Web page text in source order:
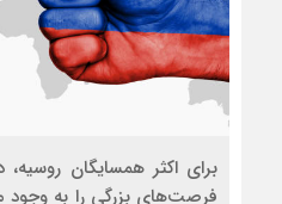
برای اکثر همسایگان
فرصت‌های بزرگی را به وجود‌